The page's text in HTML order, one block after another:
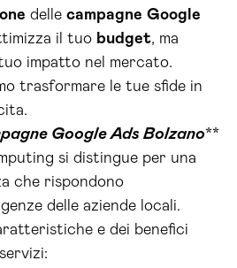
delle campagne Google
il tuo budget, ma
impatto nel mercato.
trasformare le tue sfide in
Google Ads Bolzano**
si distingue per una
che rispondono
delle aziende locali.
e dei benefici